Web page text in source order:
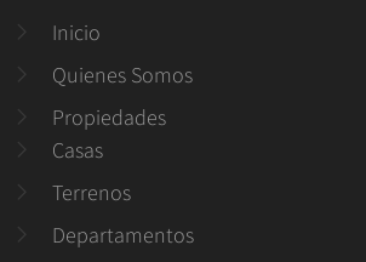
Inicio
Quienes Somos
Propiedades
Casas
Terrenos
Departamentos